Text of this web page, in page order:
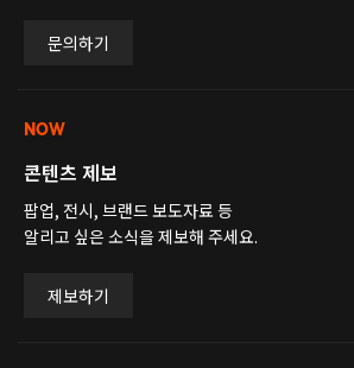
문의하기
NOW
콘텐츠 제보
팝업, 전시, 브랜드 보도자료 등
알리고 싶은 소식을 제보해 주세요.
제보하기